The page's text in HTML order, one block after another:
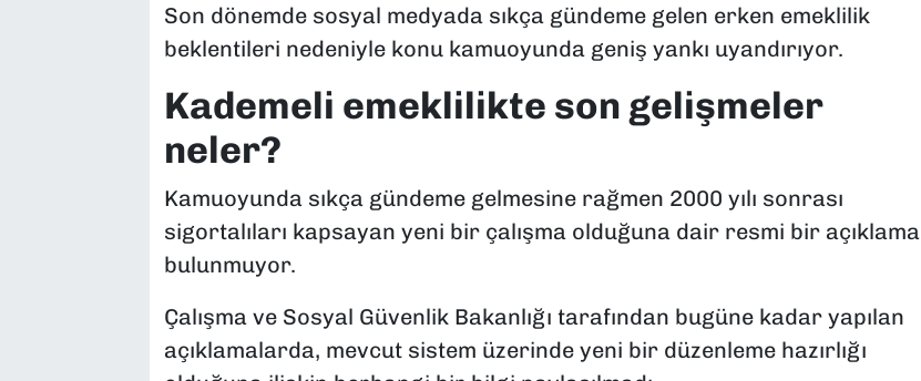
Son dönemde sosyal medyada sıkça gündeme gelen erken emeklilik
beklentileri nedeniyle konu kamuoyunda geniş yankı uyandırıyor.
Kademeli emeklilikte son gelişmeler
neler?
Kamuoyunda sıkça gündeme gelmesine rağmen 2000 yılı sonrası
sigortalıları kapsayan yeni bir çalışma olduğuna dair resmi bir açıklama
bulunmuyor.
Çalışma ve Sosyal Güvenlik Bakanlığı tarafından bugüne kadar yapılan
açıklamalarda, mevcut sistem üzerinde yeni bir düzenleme hazırlığı